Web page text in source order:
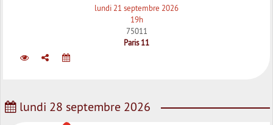
lundi 21 septembre 2026
19h
75011
Paris 11
lundi 28 septembre 2026